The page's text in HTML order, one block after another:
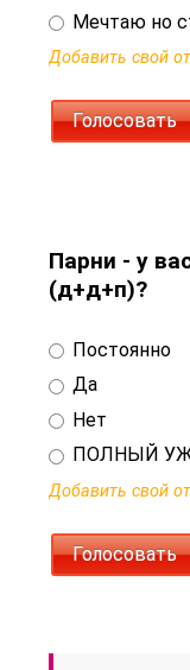
Мечтаю но
Добавить свой
Парни - у
(д+д+п)?
Постоянно
Да
Нет
ПОЛНЫЙ
Добавить свой